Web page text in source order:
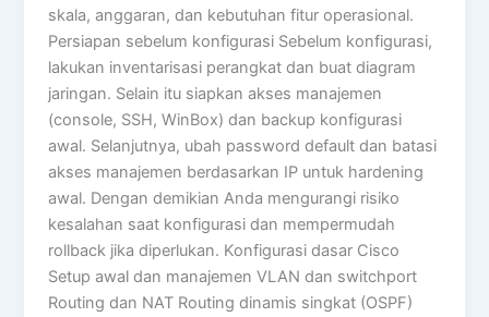
skala, anggaran, dan kebutuhan fitur operasional.
Persiapan sebelum konfigurasi Sebelum konfigurasi,
lakukan inventarisasi perangkat dan buat diagram
jaringan. Selain itu siapkan akses manajemen
(console, SSH, WinBox) dan backup konfigurasi
awal. Selanjutnya, ubah password default dan batasi
akses manajemen berdasarkan IP untuk hardening
awal. Dengan demikian Anda mengurangi risiko
kesalahan saat konfigurasi dan mempermudah
rollback jika diperlukan. Konfigurasi dasar Cisco
Setup awal dan manajemen VLAN dan switchport
Routing dan NAT Routing dinamis singkat (OSPF)